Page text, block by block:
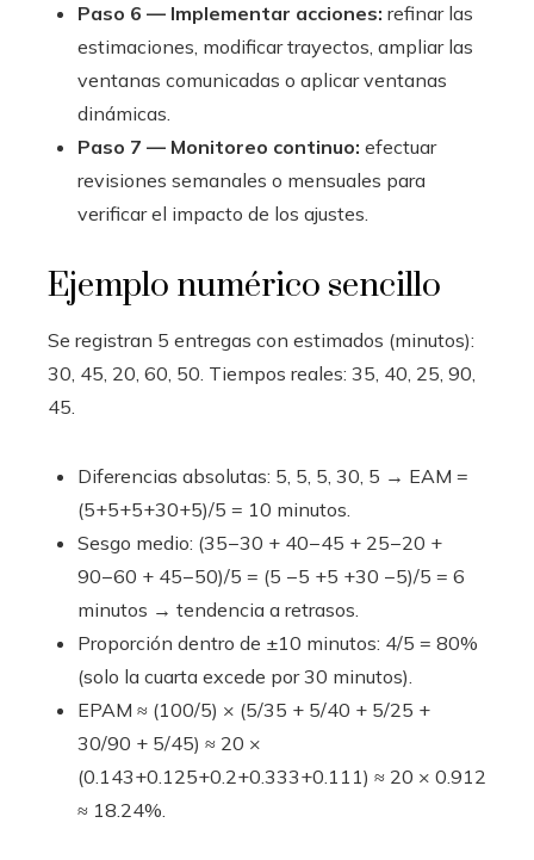
Paso 6 — Implementar acciones: refinar las
estimaciones, modificar trayectos, ampliar las
ventanas comunicadas o aplicar ventanas
dinámicas.
Paso 7 — Monitoreo continuo: efectuar
revisiones semanales o mensuales para
verificar el impacto de los ajustes.
Ejemplo numérico sencillo
Se registran 5 entregas con estimados (minutos):
30, 45, 20, 60, 50. Tiempos reales: 35, 40, 25, 90,
45.
Diferencias absolutas: 5, 5, 5, 30, 5 → EAM =
(5+5+5+30+5)/5 = 10 minutos.
Sesgo medio: (35−30 + 40−45 + 25−20 +
90−60 + 45−50)/5 = (5 −5 +5 +30 −5)/5 = 6
minutos → tendencia a retrasos.
Proporción dentro de ±10 minutos: 4/5 = 80%
(solo la cuarta excede por 30 minutos).
EPAM ≈ (100/5) × (5/35 + 5/40 + 5/25 +
30/90 + 5/45) ≈ 20 ×
(0.143+0.125+0.2+0.333+0.111) ≈ 20 × 0.912
≈ 18.24%.